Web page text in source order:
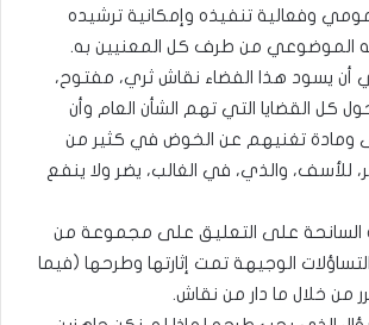
وفعالية تنفيذه وإمكانية ترشيده
الموضوعي من طرف كل المعنيين به.
أن يسود هذا الفضاء نقاش ثري، مفتوح،
كل القضايا التي تهم الشأن العام وأن
ومادة تغنيهم عن الخوض في كثير من
للأسف، والذي، في الغالب، يضر ولا ينفع
على التعليق على مجموعة من
الوجيهة تمت إثارتها وطرحها (فيما
من خلال ما دار من نقاش.